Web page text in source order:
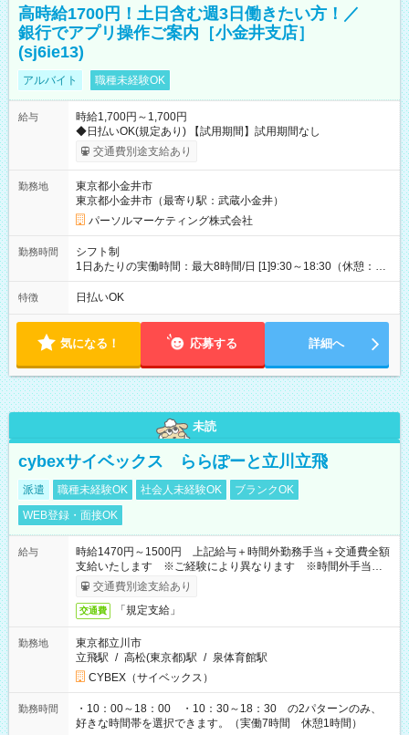
高時給1700円！土日含む週3日働きたい方！／
銀行でアプリ操作ご案内［小金井支店］
(sj6ie13)
アルバイト 職種未経験OK
給与
時給1,700円～1,700円
◆日払いOK(規定あり) 【試用期間】試用期間なし
交通費別途支給あり
勤務地
東京都小金井市
東京都小金井市（最寄り駅：武蔵小金井）
パーソルマーケティング株式会社
勤務時間
シフト制
1日あたりの実働時間：最大8時間/日 [1]9:30～18:30（休憩：1
時間） [2]15:30～19:30（休憩：なし） ・平日のみ週3日 【土日
祝】9:30～18:30(実働8時間)【平日】15:30～19:30(実働4時間)
特徴 日払いOK
気になる！ 応募する 詳細へ
未読
cybexサイベックス ららぽーと立川立飛
派遣 職種未経験OK 社会人未経験OK
ブランクOK
WEB登録・面接OK
給与
時給1470円～1500円 上記給与＋時間外勤務手当＋交通費全額
支給いたします ※ご経験により異なります ※時間外手当はお
時給の1.25倍です！
交通費別途支給あり
交通費 「規定支給」
勤務地
東京都立川市
立飛駅 / 高松(東京都)駅 / 泉体育館駅
CYBEX（サイベックス）
勤務時間
・10：00～18：00 ・10：30～18：30 の2パターンのみ、
好きな時間帯を選択できます。（実働7時間 休憩1時間）